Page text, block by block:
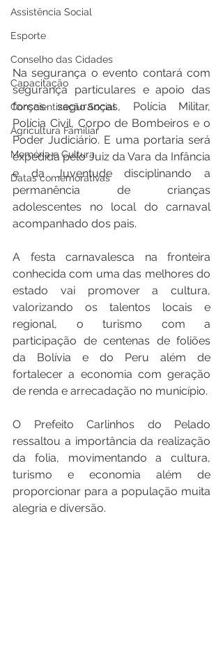
Assistência Social
Esporte
Conselho das Cidades
Capacitação
Conscientização Social
Agricultura Familiar
Memória e Cultura
Datas comemorativas
Na segurança o evento contará com
segurança particulares e apoio das
forças seguranças, Polícia Militar,
Polícia Civil, Corpo de Bombeiros e o
Poder Judiciário. E uma portaria será
expedida pelo Juiz da Vara da Infância
e da Juventude disciplinando a
permanência de crianças
adolescentes no local do carnaval
acompanhado dos pais.
A festa carnavalesca na fronteira
conhecida com uma das melhores do
estado vai promover a cultura,
valorizando os talentos locais e
regional, o turismo com a
participação de centenas de foliões
da Bolívia e do Peru além de
fortalecer a economia com geração
de renda e arrecadação no município.
O Prefeito Carlinhos do Pelado
ressaltou a importância da realização
da folia, movimentando a cultura,
turismo e economia além de
proporcionar para a população muita
alegria e diversão.